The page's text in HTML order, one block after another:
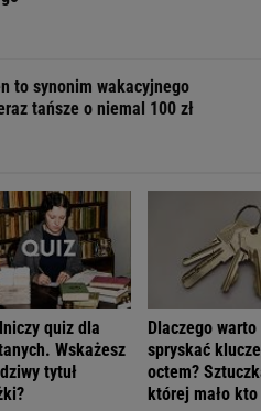
to synonim wakacyjnego
tańsze o niemal 100 zł
quiz dla
Wskażesz
tytuł
Dlaczego warto
spryskać klucze
octem?
której mało kto